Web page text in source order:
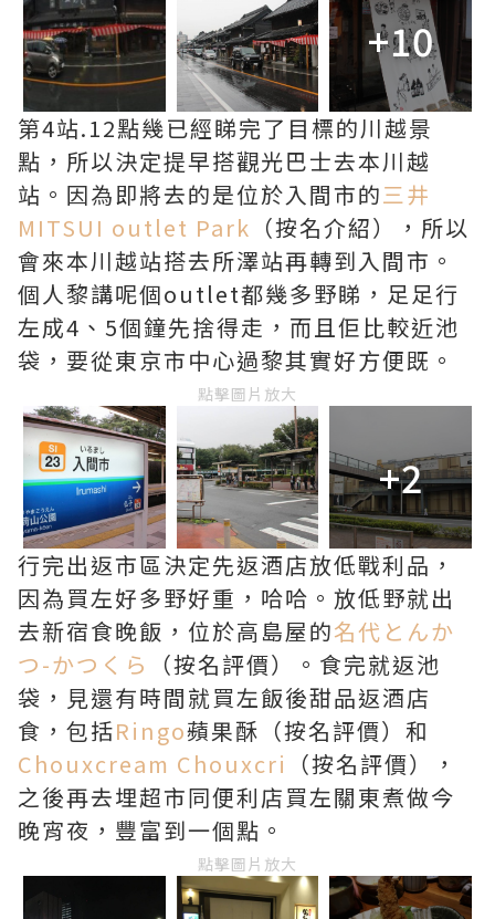
+10
第4站.12點幾已經睇完了目標的川越景
點，所以決定提早搭觀光巴士去本川越
站。因為即將去的是位於入間市的三井
MITSUI outlet Park （按名介紹），所以
會來本川越站搭去所澤站再轉到入間市。
個人黎講呢個outlet都幾多野睇，足足行
左成4、5個鐘先捨得走，而且佢比較近池
袋，要從東京市中心過黎其實好方便既。
點擊圖片放大
+2
行完出返市區決定先返酒店放低戰利品，
因為買左好多野好重，哈哈。放低野就出
去新宿食晚飯，位於高島屋的名代とんか
つ-かつくら
（按名評價）。食完就返池
袋，見還有時間就買左飯後甜品返酒店
食，包括Ringo蘋果酥（按名評價）和
Chouxcream Chouxcri
（按名評價），
之後再去埋超市同便利店買左關東煮做今
晚宵夜，豐富到一個點。
點擊圖片放大